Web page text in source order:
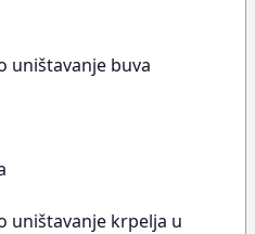
buva
krpelja u